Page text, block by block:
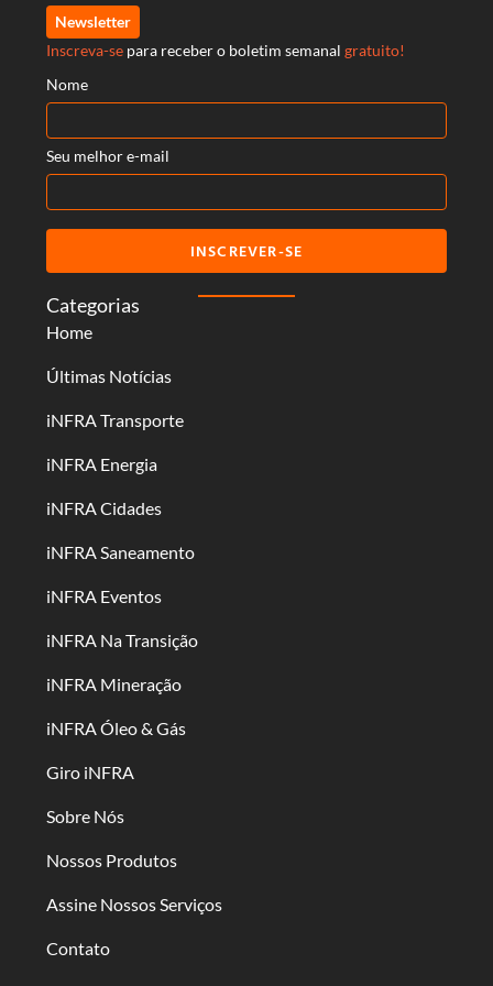
Categorias
Home
Últimas Notícias
iNFRA Transporte
iNFRA Energia
iNFRA Cidades
iNFRA Saneamento
iNFRA Eventos
iNFRA Na Transição
iNFRA Mineração
iNFRA Óleo & Gás
Giro iNFRA
Sobre Nós
Nossos Produtos
Assine Nossos Serviços
Contato
Newsletter
Inscreva-se para receber o boletim semanal gratuito!
Nome
Seu melhor e-mail
INSCREVER-SE